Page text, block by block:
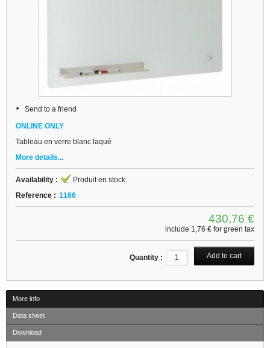
Send to a friend
ONLINE ONLY
Tableau en verre blanc laqué
More details...
Availability :
Produit en stock
Reference : 1166
430,76 €
include 1,76 € for green tax
Quantity :
More info
Data sheet
Download